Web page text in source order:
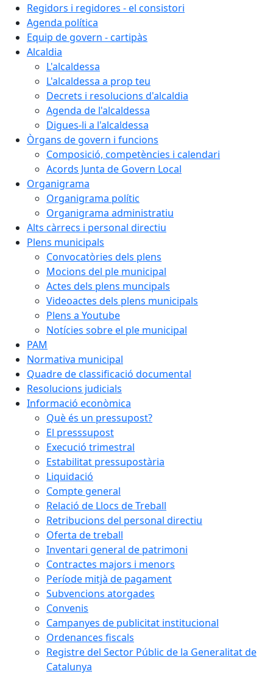
Regidors i regidores - el consistori
Agenda política
Equip de govern - cartipàs
Alcaldia
L'alcaldessa
L'alcaldessa a prop teu
Decrets i resolucions d'alcaldia
Agenda de l'alcaldessa
Digues-li a l'alcaldessa
Òrgans de govern i funcions
Composició, competències i calendari
Acords Junta de Govern Local
Organigrama
Organigrama polític
Organigrama administratiu
Alts càrrecs i personal directiu
Plens municipals
Convocatòries dels plens
Mocions del ple municipal
Actes dels plens muncipals
Videoactes dels plens municipals
Plens a Youtube
Notícies sobre el ple municipal
PAM
Normativa municipal
Quadre de classificació documental
Resolucions judicials
Informació econòmica
Què és un pressupost?
El presssupost
Execució trimestral
Estabilitat pressupostària
Liquidació
Compte general
Relació de Llocs de Treball
Retribucions del personal directiu
Oferta de treball
Inventari general de patrimoni
Contractes majors i menors
Període mitjà de pagament
Subvencions atorgades
Convenis
Campanyes de publicitat institucional
Ordenances fiscals
Registre del Sector Públic de la Generalitat de
Catalunya